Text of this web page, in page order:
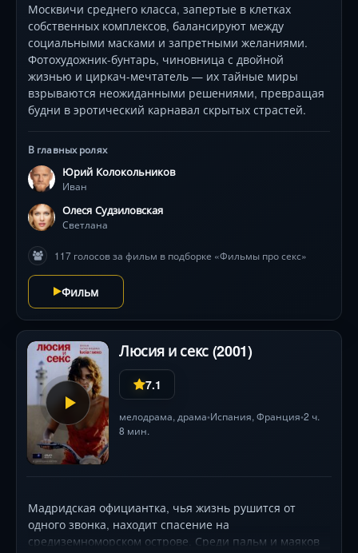
Москвичи среднего класса, запертые в клетках
собственных комплексов, балансируют между
социальными масками и запретными желаниями.
Фотохудожник-бунтарь, чиновница с двойной
жизнью и циркач-мечтатель — их тайные миры
взрываются неожиданными решениями, превращая
будни в эротический карнавал скрытых страстей.
В главных ролях
Юрий Колокольников
Иван
Олеся Судзиловская
Светлана
117 голосов за фильм в подборке «Фильмы про секс»
Фильм
Люсия и секс (2001)
7.1
мелодрама, драма•Испания, Франция•2 ч.
8 мин.
Мадридская официантка, чья жизнь рушится от
одного звонка, находит спасение на
средиземноморском острове. Среди пальм и маяков